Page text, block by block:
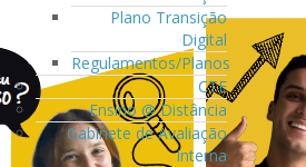
Plano Transição
Digital
Regulamentos/Planos
CTE
Ensino @ Distância
Gabinete de Avaliação
Interna